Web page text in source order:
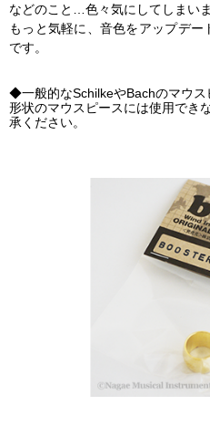
などのこと…色々気にしてしまいま
もっと気軽に、音色をアップデ
です。
◆一般的なSchilkeやBachのマウス
形状のマウスピースには使用でき
承ください。